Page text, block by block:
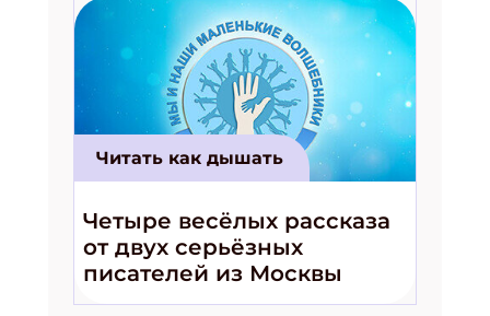
Читать как дышать
Четыре весёлых рассказа
от двух серьёзных
писателей из Москвы
Укажите Ваш Email
ПОДПИСАТЬСЯ